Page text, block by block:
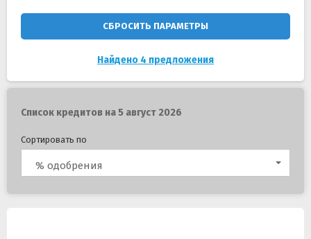
СБРОСИТЬ ПАРАМЕТРЫ
Найдено 4 предложения
Список кредитов на 5 август 2026
Сортировать по
% одобрения